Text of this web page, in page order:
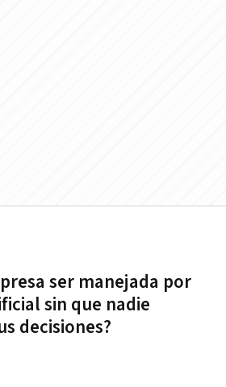
ser manejada por
sin que nadie
decisiones?